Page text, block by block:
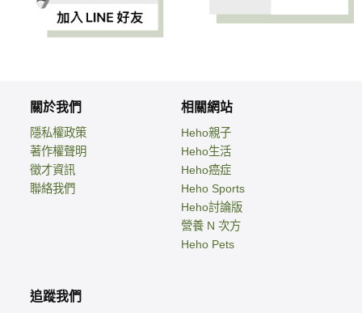
關於我們
隱私權政策
著作權聲明
徵才資訊
聯絡我們
相關網站
Heho親子
Heho生活
Heho癌症
Heho Sports
Heho討論版
營養 N 次方
Heho Pets
追蹤我們